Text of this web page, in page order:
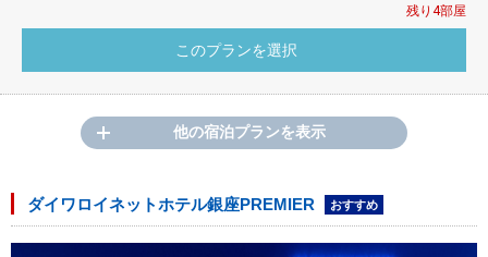
残り4部屋
他の宿泊プランを表示
ダイワロイネットホテル銀座PREMIER おすすめ